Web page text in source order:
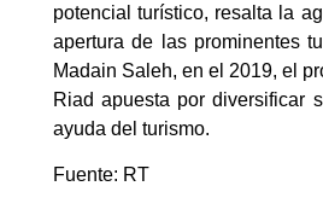
potencial turístico, resalta la
apertura de las prominentes
Madain Saleh, en el 2019, el
Riad apuesta por diversificar
ayuda del turismo.
Fuente: RT